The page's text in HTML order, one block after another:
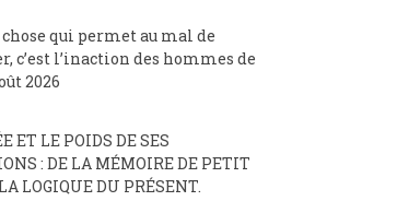
chose qui permet au mal de
c’est l’inaction des hommes de
2026
ET LE POIDS DE SES
: DE LA MÉMOIRE DE PETIT
LOGIQUE DU PRÉSENT.